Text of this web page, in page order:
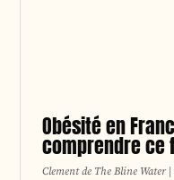
Obésité en
comprendre ce
Clement de The Bline Water